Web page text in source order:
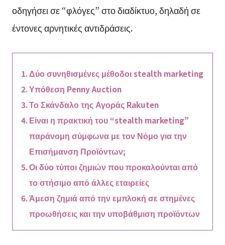
οδηγήσει σε “φλόγες” στο διαδίκτυο, δηλαδή σε
έντονες αρνητικές αντιδράσεις.
Δύο συνηθισμένες μέθοδοι stealth marketing
Υπόθεση Penny Auction
Το Σκάνδαλο της Αγοράς Rakuten
Είναι η πρακτική του “stealth marketing”
παράνομη σύμφωνα με τον Νόμο για την
Επισήμανση Προϊόντων;
Οι δύο τύποι ζημιών που προκαλούνται από
το στήσιμο από άλλες εταιρείες
Άμεση ζημιά από την εμπλοκή σε στημένες
προωθήσεις και την υποβάθμιση προϊόντων